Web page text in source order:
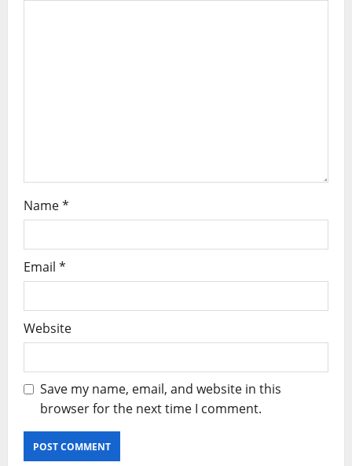
Name*
Email *
Website
Save my name, email, and website in this
browser for the next time I comment.